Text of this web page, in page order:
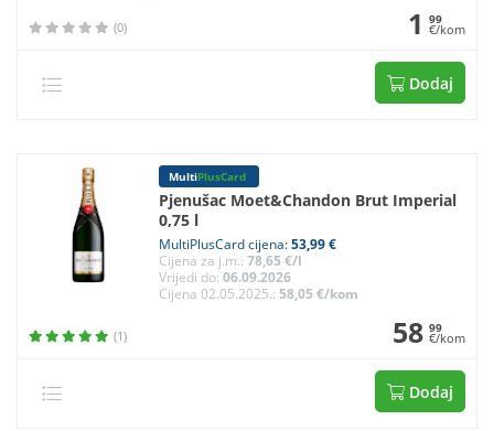
(0) 1 99
€/kom
Dodaj
MultiPlusCard
Pjenušac Moet&Chandon Brut Imperial
0,75 l
MultiPlusCard cijena:53,99 €
Cijena za j.m.: 78,65 €/l
Vrijedi do: 06.09.2026
Cijena 02.05.2025.: 58,05 €/kom
(1) 58 99
€/kom
Dodaj